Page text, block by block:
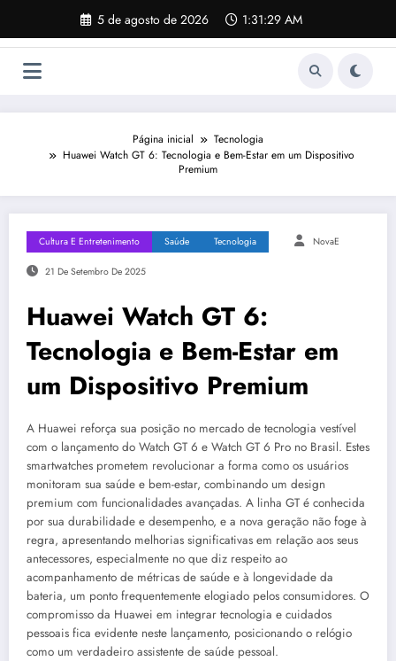
o
5 de agosto de 2026 1:31:29 AM
Página inicial
Tecnologia
Huawei Watch GT 6: Tecnologia e Bem-Estar em um Dispositivo
Premium
Cultura E Entretenimento Saúde Tecnologia NovaE
21 De Setembro De 2025
Huawei Watch GT 6:
Tecnologia e Bem-Estar em
um Dispositivo Premium
A Huawei reforça sua posição no mercado de tecnologia vestível
com o lançamento do Watch GT 6 e Watch GT 6 Pro no Brasil. Estes
smartwatches prometem revolucionar a forma como os usuários
monitoram sua saúde e bem-estar, combinando um design
premium com funcionalidades avançadas. A linha GT é conhecida
por sua durabilidade e desempenho, e a nova geração não foge à
regra, apresentando melhorias significativas em relação aos seus
antecessores, especialmente no que diz respeito ao
acompanhamento de métricas de saúde e à longevidade da
bateria, um ponto frequentemente elogiado pelos consumidores. O
compromisso da Huawei em integrar tecnologia e cuidados
pessoais fica evidente neste lançamento, posicionando o relógio
como um verdadeiro assistente de saúde pessoal.